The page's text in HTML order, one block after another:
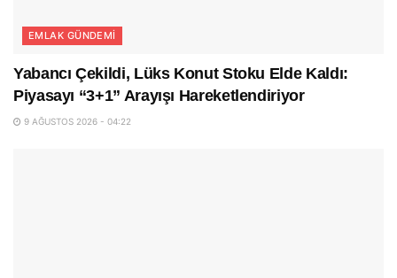
EMLAK GÜNDEMI
Yabancı Çekildi, Lüks Konut Stoku Elde Kaldı:
Piyasayı “3+1” Arayışı Hareketlendiriyor
9 AĞUSTOS 2026 - 04:22